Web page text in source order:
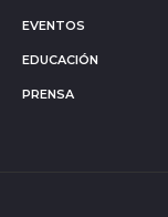
EVENTOS
EDUCACIÓN
PRENSA